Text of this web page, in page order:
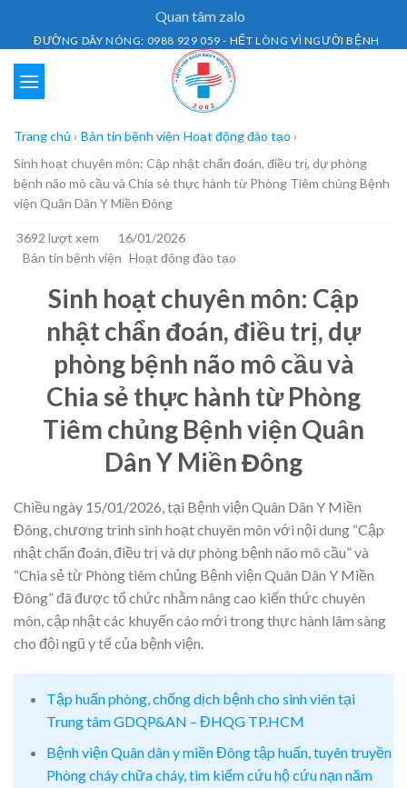
Quan tâm zalo
ĐƯỜNG DÂY NÓNG: 0988 929 059 - HẾT LÒNG VÌ NGƯỜI BỆNH
Trang chủ › Bản tin bệnh viện Hoạt động đào tạo ›
Sinh hoạt chuyên môn: Cập nhật chẩn đoán, điều trị, dự phòng
bệnh não mô cầu và Chia sẻ thực hành từ Phòng Tiêm chủng Bệnh
viện Quân Dân Y Miền Đông
3692 lượt xem
16/01/2026
Bản tin bệnh viện Hoạt động đào tạo
Sinh hoạt chuyên môn: Cập
nhật chẩn đoán, điều trị, dự
phòng bệnh não mô cầu và
Chia sẻ thực hành từ Phòng
Tiêm chủng Bệnh viện Quân
Dân Y Miền Đông
Chiều ngày 15/01/2026, tại Bệnh viện Quân Dân Y Miền
Đông, chương trình sinh hoạt chuyên môn với nội dung “Cập
nhật chẩn đoán, điều trị và dự phòng bệnh não mô cầu” và
“Chia sẻ từ Phòng tiêm chủng Bệnh viện Quân Dân Y Miền
Đông” đã được tổ chức nhằm nâng cao kiến thức chuyên
môn, cập nhật các khuyến cáo mới trong thực hành lâm sàng
cho đội ngũ y tế của bệnh viện.
Tập huấn phòng, chống dịch bệnh cho sinh viên tại
Trung tâm GDQP&AN – ĐHQG TP.HCM
Bệnh viện Quân dân y miền Đông tập huấn, tuyên truyền
Phòng cháy chữa cháy, tìm kiếm cứu hộ cứu nạn năm